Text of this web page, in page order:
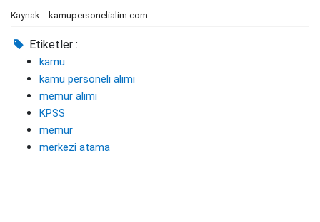
Kaynak: kamupersonelialim.com
Etiketler :
kamu
kamu personeli alımı
memur alımı
KPSS
memur
merkezi atama